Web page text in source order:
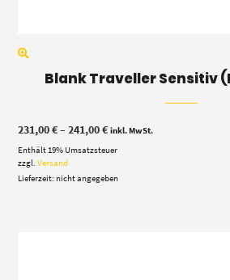
Blank Traveller Sensitiv
231,00€–241,00€Preisspanne:
bis
inkl. MwSt.
Enthält 19% Umsatzsteuer
zzgl.Versand
Lieferzeit: nicht angegeben